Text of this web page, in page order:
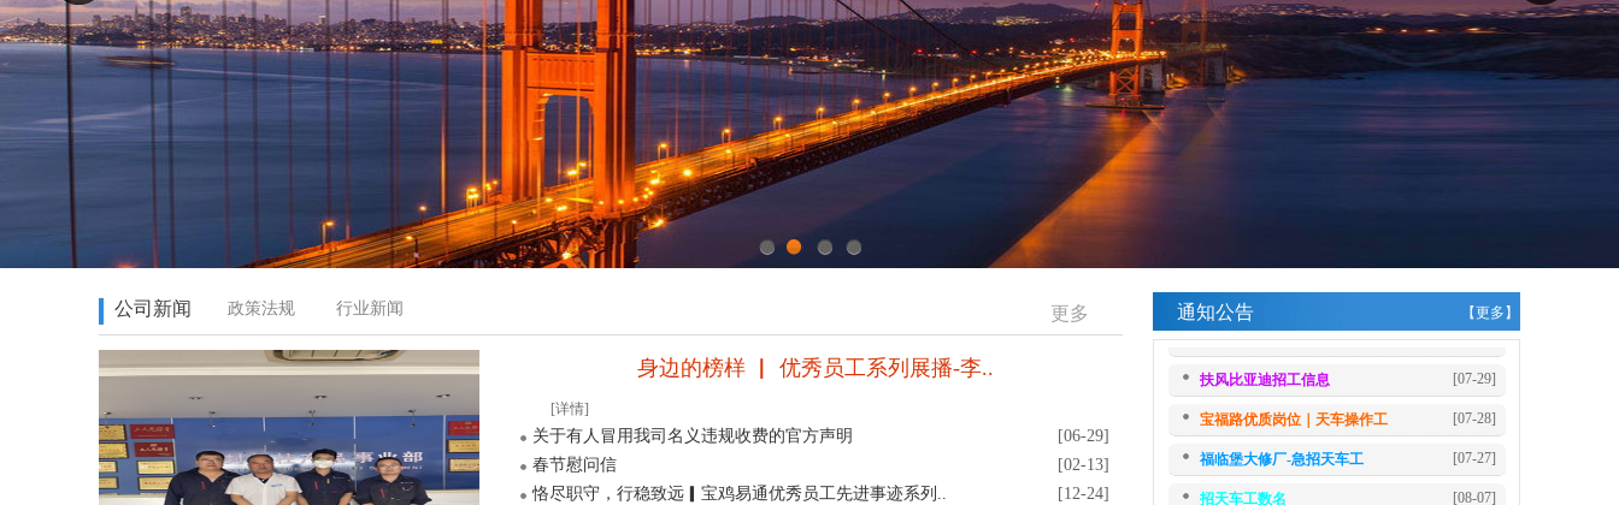
公司新闻 政策法规 行业新闻 更多
身边的榜样 ▏ 优秀员工系列展播-李..
[详情]
关于有人冒用我司名义违规收费的官方声明
[06-29]
春节慰问信
[02-13]
恪尽职守，行稳致远▎宝鸡易通优秀员工先进事迹系列..
[12-24]
通知公告 【更多】
招天车工数名 [08-07]
急招天车工 [08-06]
[08-04]
凤翔西招聘厨师 [07-30]
扶风比亚迪招工信息 [07-29]
宝福路优质岗位｜天车操作工 [07-28]
福临堡大修厂-急招天车工 [07-27]
招天车工数名 [08-07]